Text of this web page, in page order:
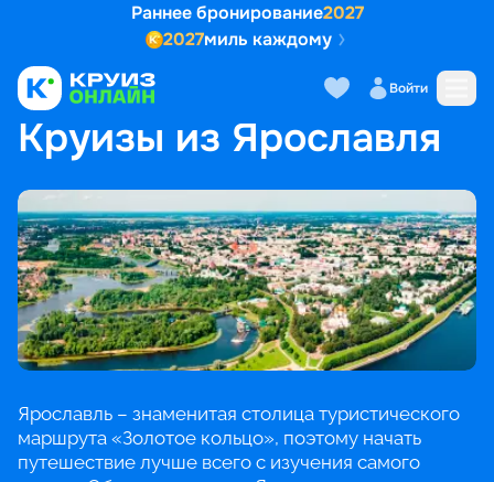
Раннее бронирование2027
2027миль каждому
Войти
ГЛАВНАЯ • ПОПУЛЯРНЫЕ НАПРАВЛЕНИЯ КРУИЗЫ ИЗ ЯРОСЛАВЛЯ
Круизы из Ярославля
Ярославль – знаменитая столица туристического
маршрута «Золотое кольцо», поэтому начать
путешествие лучше всего с изучения самого